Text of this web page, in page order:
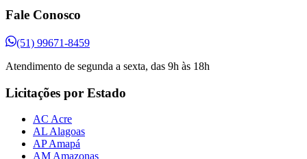
Fale Conosco
(51) 99671-8459
Atendimento de segunda a sexta, das 9h às 18h
Licitações por Estado
AC Acre
AL Alagoas
AP Amapá
AM Amazonas